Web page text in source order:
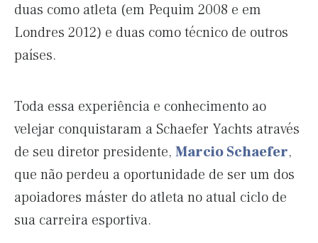
duas como atleta (em Pequim 2008 e em
Londres 2012) e duas como técnico de outros
países.
Toda essa experiência e conhecimento ao
velejar conquistaram a Schaefer Yachts através
de seu diretor presidente, Marcio Schaefer,
que não perdeu a oportunidade de ser um dos
apoiadores máster do atleta no atual ciclo de
sua carreira esportiva.